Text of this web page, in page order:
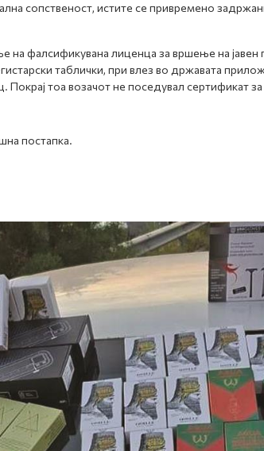
сопственост, истите се привремено
фалсификувана лиценца за вршење на
таблички, при влез во државата
тоа возачот не поседувал сертификат
постапка.